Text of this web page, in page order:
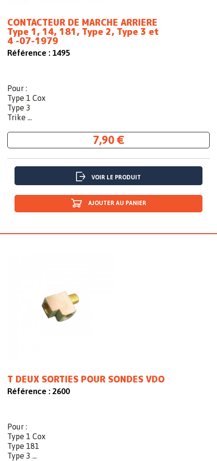
CONTACTEUR DE MARCHE ARRIERE
Type 1, 14, 181, Type 2, Type 3 et
4 -07-1979
Référence : 1495
Pour :
Type 1 Cox
Type 3
Trike ...
7,90 €
VOIR LE PRODUIT
AJOUTER AU PANIER
T DEUX SORTIES POUR SONDES VDO
Référence : 2600
Pour :
Type 1 Cox
Type 181
Type 3 ...